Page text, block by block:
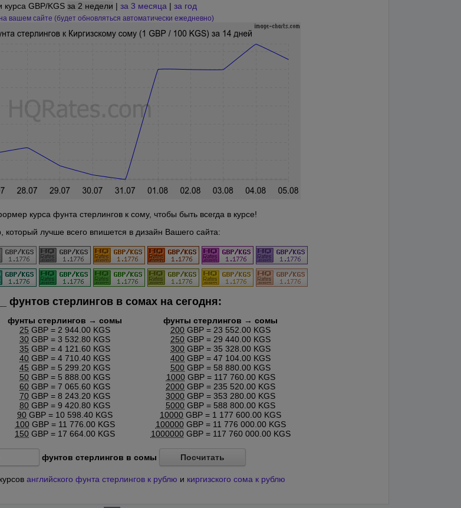
GBP/KGS за 2 недели | за 3 месяца | за год
вашем сайте (будет обновляться автоматически ежедневно)
курса фунта стерлингов к сому, чтобы быть всегда в курсе!
лучше всего впишется в дизайн Вашего сайта:
фунтов стерлингов в сомах на сегодня:
фунты стерлингов → сомы
25 GBP = 2 944.00 KGS
30 GBP = 3 532.80 KGS
35 GBP = 4 121.60 KGS
40 GBP = 4 710.40 KGS
45 GBP = 5 299.20 KGS
50 GBP = 5 888.00 KGS
60 GBP = 7 065.60 KGS
70 GBP = 8 243.20 KGS
80 GBP = 9 420.80 KGS
90 GBP = 10 598.40 KGS
100GBP = 11 776.00 KGS
150 GBP = 17 664.00 KGS
фунты стерлингов → сомы
200 GBP = 23 552.00 KGS
250 GBP = 29 440.00 KGS
300 GBP = 35 328.00 KGS
400 GBP = 47 104.00 KGS
500 GBP = 58 880.00 KGS
1000GBP = 117 760.00 KGS
2000 GBP = 235 520.00 KGS
3000 GBP = 353 280.00 KGS
5000 GBP = 588 800.00 KGS
10000 GBP = 1 177 600.00 KGS
100000GBP = 11 776 000.00 KGS
1000000GBP = 117 760 000.00 KGS
фунтов стерлингов в сомы Посчитать
английского фунта стерлингов к рублю и киргизского сома к рублю